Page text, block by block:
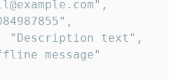
"Description text",
message"